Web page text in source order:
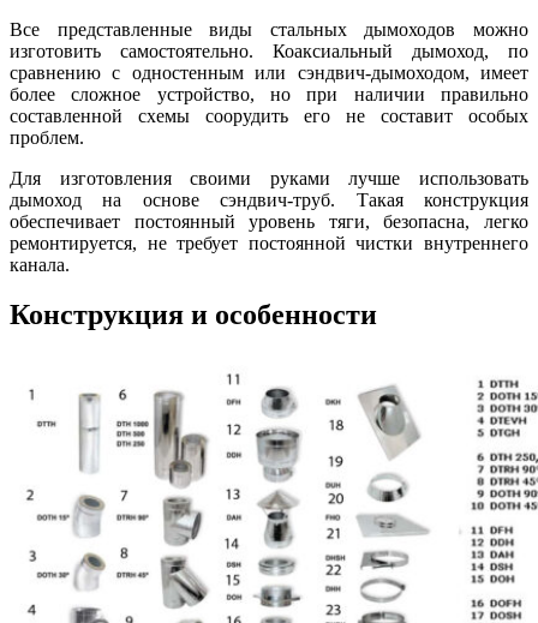
Все представленные виды стальных дымоходов можно
изготовить самостоятельно. Коаксиальный дымоход, по
сравнению с одностенным или сэндвич-дымоходом, имеет
более сложное устройство, но при наличии правильно
составленной схемы соорудить его не составит особых
проблем.
Для изготовления своими руками лучше использовать
дымоход на основе сэндвич-труб. Такая конструкция
обеспечивает постоянный уровень тяги, безопасна, легко
ремонтируется, не требует постоянной чистки внутреннего
канала.
Конструкция и особенности